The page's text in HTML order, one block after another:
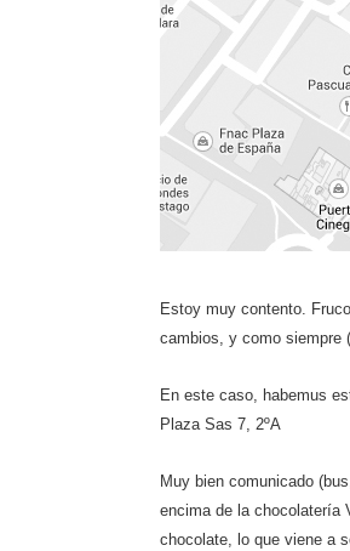
Estoy muy contento.
cambios, y como siempre
En este caso, habemus
Plaza Sas 7, 2ºA
Muy bien comunicado
encima de la chocolatería
chocolate, lo que viene a